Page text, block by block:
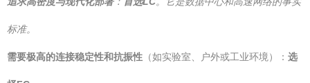
标准。
需要极高的连接稳定性和抗振性 （如实验室、户外或工业环境）： 选